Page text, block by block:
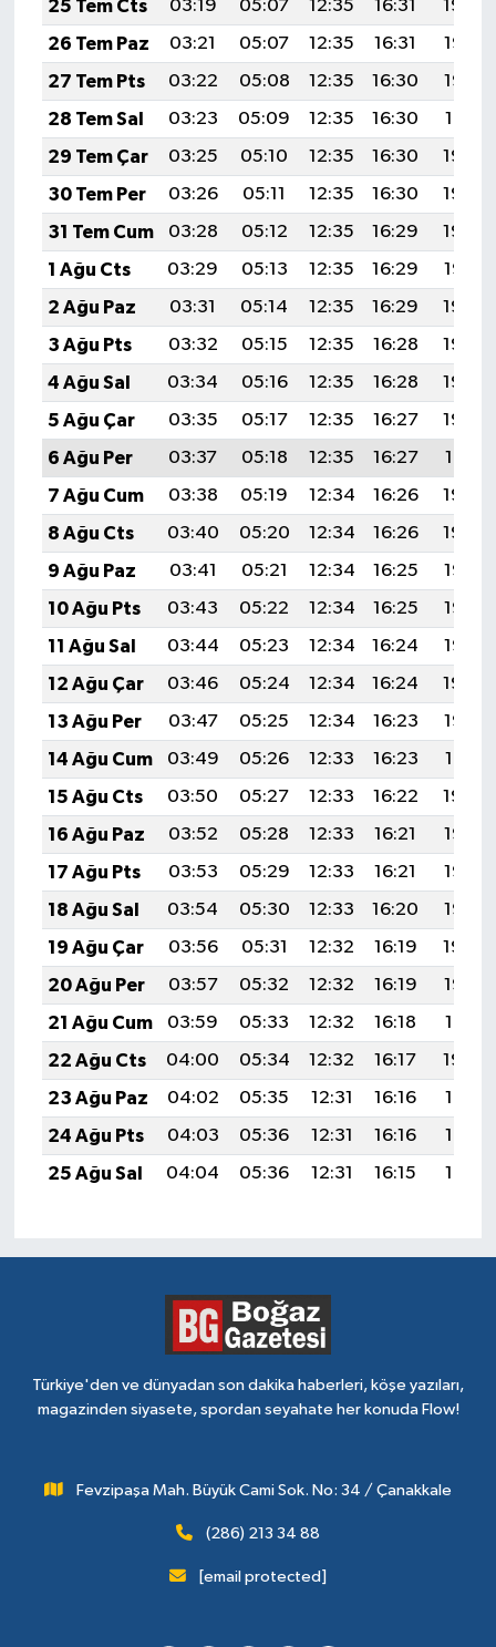
25 Tem Cts
03:19 05:07 12:35 16:31
19:54
26 Tem Paz
03:21 05:07 12:35 16:31
19:53
27 Tem Pts
03:22 05:08 12:35 16:30
19:52
28 Tem Sal
03:23 05:09 12:35 16:30
19:51
29 Tem Çar
03:25 05:10 12:35 16:30
19:50
30 Tem Per
03:26 05:11 12:35 16:30
19:49
31 Tem Cum
03:28 05:12 12:35 16:29
19:48
1 Ağu Cts
03:29 05:13 12:35 16:29
19:47
2 Ağu Paz
03:31 05:14 12:35 16:29
19:46
3 Ağu Pts
03:32 05:15 12:35 16:28
19:45
4 Ağu Sal
03:34 05:16 12:35 16:28
19:44
5 Ağu Çar
03:35 05:17 12:35 16:27
19:43
6 Ağu Per
03:37 05:18 12:35 16:27
19:41
7 Ağu Cum
03:38 05:19 12:34 16:26
19:40
8 Ağu Cts
03:40 05:20 12:34 16:26
19:39
9 Ağu Paz
03:41 05:21 12:34 16:25
19:38
10 Ağu Pts
03:43 05:22 12:34 16:25
19:36
11 Ağu Sal
03:44 05:23 12:34 16:24
19:35
12 Ağu Çar
03:46 05:24 12:34 16:24
19:34
13 Ağu Per
03:47 05:25 12:34 16:23
19:33
14 Ağu Cum
03:49 05:26 12:33 16:23
19:31
15 Ağu Cts
03:50 05:27 12:33 16:22
19:30
16 Ağu Paz
03:52 05:28 12:33 16:21
19:28
17 Ağu Pts
03:53 05:29 12:33 16:21
19:27
18 Ağu Sal
03:54 05:30 12:33 16:20
19:26
19 Ağu Çar
03:56 05:31 12:32 16:19
19:24
20 Ağu Per
03:57 05:32 12:32 16:19
19:23
21 Ağu Cum
03:59 05:33 12:32 16:18
19:21
22 Ağu Cts
04:00 05:34 12:32 16:17
19:20
23 Ağu Paz
04:02 05:35 12:31 16:16
19:18
24 Ağu Pts
04:03 05:36 12:31 16:16
19:17
25 Ağu Sal
04:04 05:36 12:31 16:15 19:15
Türkiye'den ve dünyadan son dakika haberleri, köşe yazıları,
magazinden siyasete, spordan seyahate her konuda Flow!
Fevzipaşa Mah. Büyük Cami Sok. No: 34 / Çanakkale
(286) 213 34 88
[email protected]